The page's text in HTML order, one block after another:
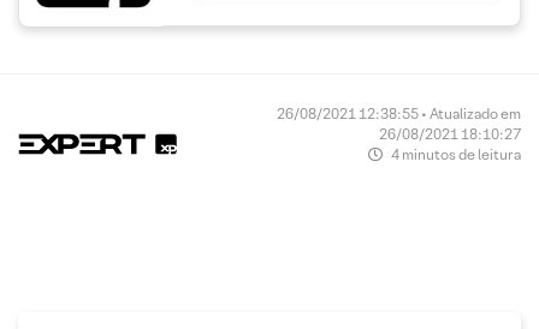
26/08/2021 12:38:55 • Atualizado em
26/08/2021 18:10:27
4 minutos de leitura